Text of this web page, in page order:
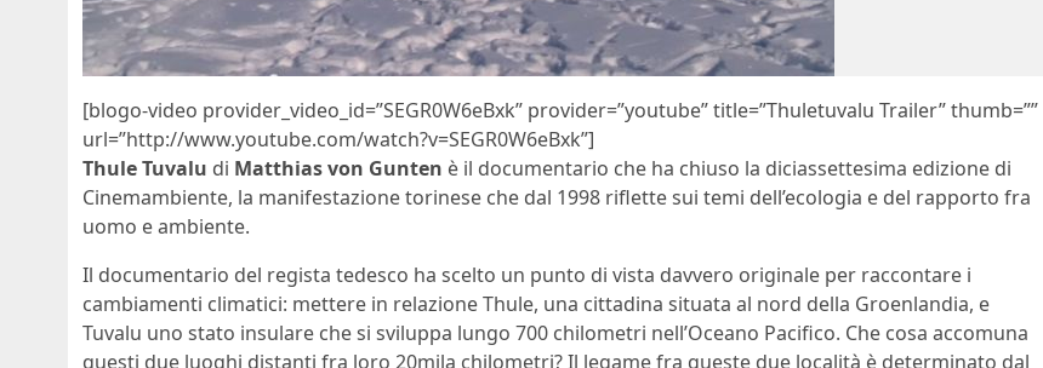
[blogo-video provider_video_id=”SEGR0W6eBxk” provider=”youtube” title=”Thuletuvalu Trailer” thumb=””
url=”http://www.youtube.com/watch?v=SEGR0W6eBxk”]
Thule Tuvalu di Matthias von Gunten è il documentario che ha chiuso la diciassettesima edizione di
Cinemambiente, la manifestazione torinese che dal 1998 riflette sui temi dell’ecologia e del rapporto fra
uomo e ambiente.
Il documentario del regista tedesco ha scelto un punto di vista davvero originale per raccontare i
cambiamenti climatici: mettere in relazione Thule, una cittadina situata al nord della Groenlandia, e
Tuvalu uno stato insulare che si sviluppa lungo 700 chilometri nell’Oceano Pacifico. Che cosa accomuna
questi due luoghi distanti fra loro 20mila chilometri? Il legame fra queste due località è determinato dal